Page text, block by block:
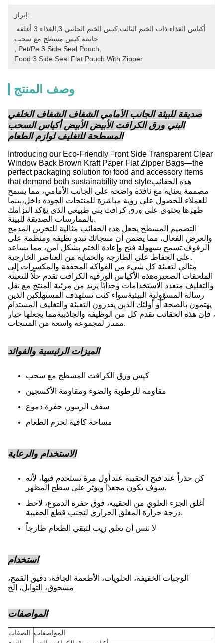
إبراز:
جانبية كيس مسطح مع سحب
Pet/pe 3 Side Seal Pouch
Food 3 Side Seal Flat Pouch With Zipper
وصف المنتج
صديقة للبيئة الجانب الأمامي الشفاف الشفاف الخلفي
البني ورق الكرافت الأبيض الأبيض أكياس السحب
المسطحة للتغليف لوازم الطعام
Introducing our Eco-Friendly Front Side Transparent Clear
Window Back Brown Kraft Paper Flat Zipper Bags—the
perfect packaging solution for food and accessory items
that demand both sustainability and styleهذه الحقائب
مصممة بعناية مع نافذة واضحة على الجانب الأمامي، مما يسمح
للعملاء للحصول على رؤية مباشرة للمنتجات الجودة داخل،بينما
ظهرها يحتوي على ورق كرافت بني طبيعي الذي يؤكد التزامك
بالممارسات الصديقة للبيئة.
التصميم المسطح يجعل هذه الحقائب مثالية للتخزين المدمج
والعرض الفعال، مما يضمن أن منتجاتك تبدو نظيفة ومنظمة على
الرفوف.تسمح بسهولة فتح وإعادة الختم بشكل آمن، مما يساعد
على الحفاظ على الطازجة والحماية من العناصر الخارجية.
مثالي لتعبئة كل شيء من الفواكه المجففة والمكسرات إلى
الملحقات الصغيرةهذه الأكياس الورقية الكرافت تقدم حلًا للتعبئة
والتغليف متعدد الاستخدامات وجذابًا يزيد من مرئية المنتج مع نقل
رسالة المسؤولية البيئيةسواء كنت تستهدف المستهلكين الذين
يهتمون بالصحة أو أولئك الذين يقدرون التعبئة والتغليف المستدام
، فإن هذه الحقائب تقدم كل من الوظيفة والجاذبيةمما يجعلها خيار
ممتاز لمجموعة واسعة من المنتجات.
الميزات الرئيسية والفوائد
كيس ورق الكرافت المسطح مع سحب
مقاومة للرطوبة والضوء ومقاومة الأكسجين
سقف الزيبور، حفرة دموع
مساحة كافية لحزم الطعام
الاستخدام والرعاية
كن حذراً عند فتح الحقيبة عند أول مرة تستخدم فيها، لأنه
سوف يكون مجعدًا ويؤثر على سطح المظهر.
أغلق الجزء العلوي من الحقيبة، فوق حفرة الدموع، لاحظ
درجة حرارة المغلق الحراري لتجنب قطع الحقيبة.
لا تنس أن تغلق زيب لتبقي الطعام طازجاً
استخدام
الوجبات الخفيفة، الحلويات، الأطعمة الجافة، دقيق القمح،
مسحوق، التوابل، الخ
المواصفات
الصفات المواصفات